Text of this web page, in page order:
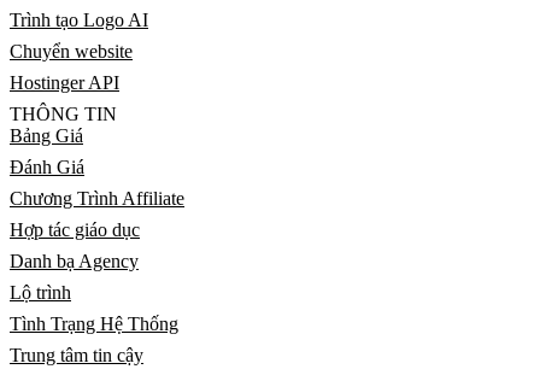
Trình tạo Logo AI
Chuyển website
Hostinger API
THÔNG TIN
Bảng Giá
Đánh Giá
Chương Trình Affiliate
Hợp tác giáo dục
Danh bạ Agency
Lộ trình
Tình Trạng Hệ Thống
Trung tâm tin cậy